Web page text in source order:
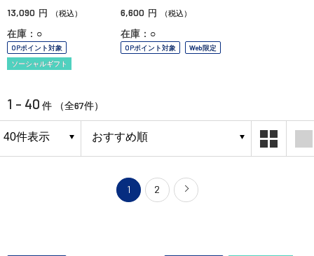
13,090 円 （税込）
在庫：○
OPポイント対象
ソーシャルギフト
6,600 円 （税込）
在庫：○
OPポイント対象 Web限定
1 - 40 件 （全67件）
1 2